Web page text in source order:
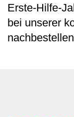
Erste-Hilfe-
bei unserer